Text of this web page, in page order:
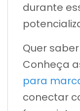
durante
Quer
Conheça
para
conectar